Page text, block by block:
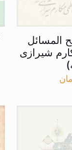
المسائل
شیرازی